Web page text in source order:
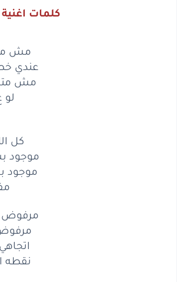
كلمات
مش
عندي
مش
كل
موجود
موجود
مرفوض
نقطه